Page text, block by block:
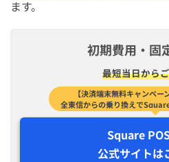
ます。
初期費用・固
最短​当日から​
【決済端末無料キャンペ
全東信からの乗り換えで
Square
公式サイトは